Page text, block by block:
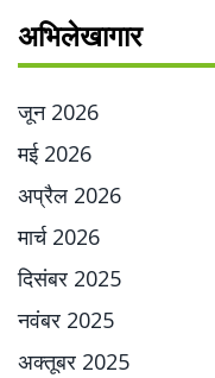
अभिलेखागार
जून 2026
मई 2026
अप्रैल 2026
मार्च 2026
दिसंबर 2025
नवंबर 2025
अक्तूबर 2025